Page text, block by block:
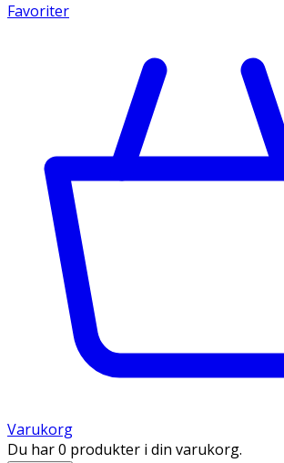
Favoriter
Varukorg
Du har 0 produkter i din varukorg.